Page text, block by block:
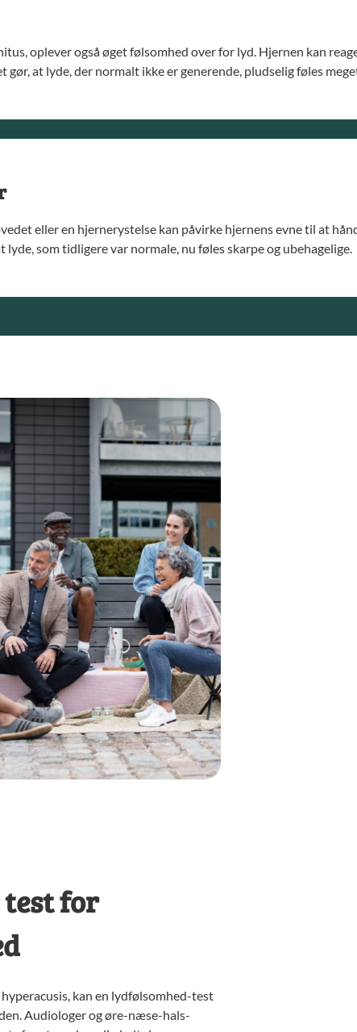
oplever også øget følsomhed over for lyd. Hjernen kan
gør, at lyde, der normalt ikke er generende, pludselig føles
eller en hjernerystelse kan påvirke hjernens evne til at
lyde, som tidligere var normale, nu føles skarpe og ubehagelige.
test for
kan en lydfølsomhed-test
Audiologer og øre-næse-hals-